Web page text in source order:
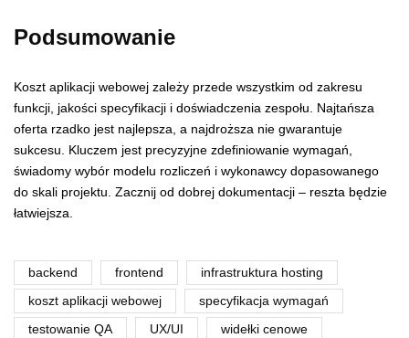
Podsumowanie
Koszt aplikacji webowej zależy przede wszystkim od zakresu
funkcji, jakości specyfikacji i doświadczenia zespołu. Najtańsza
oferta rzadko jest najlepsza, a najdroższa nie gwarantuje
sukcesu. Kluczem jest precyzyjne zdefiniowanie wymagań,
świadomy wybór modelu rozliczeń i wykonawcy dopasowanego
do skali projektu. Zacznij od dobrej dokumentacji – reszta będzie
łatwiejsza.
backend frontend infrastruktura hosting
koszt aplikacji webowej specyfikacja wymagań
testowanie QA UX/UI widełki cenowe